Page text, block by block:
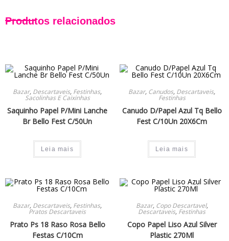
Produtos relacionados
Bazar, Descartaveis, Festinhas,
Sacolinhas E Caixinhas
Saquinho Papel P/Mini Lanche
Br Bello Fest C/50Un
Leia mais
Bazar, Canudos, Descartaveis,
Festinhas
Canudo D/Papel Azul Tq Bello
Fest C/10Un 20X6Cm
Leia mais
Bazar, Descartaveis, Festinhas,
Pratos Descartaveis
Prato Ps 18 Raso Rosa Bello
Festas C/10Cm
Bazar, Copo Descartavel,
Descartaveis, Festinhas
Copo Papel Liso Azul Silver
Plastic 270Ml